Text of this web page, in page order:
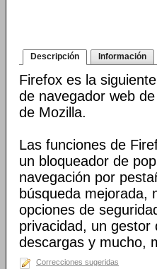
Descripción Información
Firefox es la
de navegador web
de Mozilla.
Las funciones de
un bloqueador de
navegación por
búsqueda mejorada,
opciones de
privacidad, un gestor
descargas y mucho,
Correcciones sugeridas